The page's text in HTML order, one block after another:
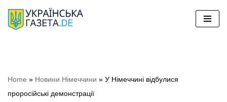
Перейти
Home » Новини Німеччини » У Німеччині відбулися
проросійські демонстрації